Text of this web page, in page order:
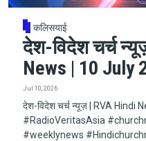
कलिसयाई
देश-विदेश चर्च
News | 10 July
Jul 10, 2026
देश-विदेश चर्च न्यूज़ | RVA Hindi
#RadioVeritasAsia​​​​​
#weeklynews​